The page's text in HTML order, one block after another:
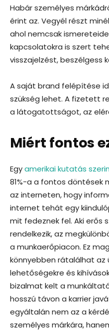
Habár személyes
érint az. Vegyél részt
ahol nemcsak
kapcsolatokra is szert
visszajelzést, beszélgess
A saját brand felépítése
szükség lehet. A fizetett
a látogatottságot, az
Miért fontos
Egyamerikai kutatás
81%-a a fontos döntések
az interneten, hogy
internet tehát egy
mit fedeznek fel. Aki erős
rendelkezik, az
a munkaerőpiacon. Ez
könnyebben rátalálhat az
lehetőségekre és
bizalmat kelt a
hosszú távon a karrier
egyáltalán nem az a
személyes márkára,